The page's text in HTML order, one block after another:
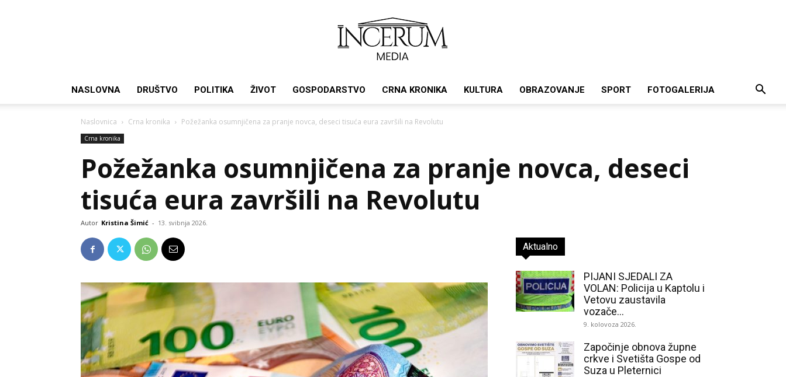
media
NASLOVNA DRUŠTVO POLITIKA ŽIVOT GOSPODARSTVO CRNA KRONIKA KULTURA OBRAZOVANJE SPORT FOTOGALERIJA
Naslovnica Crna kronika Požežanka osumnjičena za pranje novca, deseci tisuća eura završili na Revolutu
Crna kronika
Požežanka osumnjičena za pranje novca, deseci
tisuća eura završili na Revolutu
Autor Kristina Šimić - 13. svibnja 2026.
Aktualno
PIJANI SJEDALI ZA
VOLAN: Policija u Kaptolu i
Vetovu zaustavila
vozače...
9. kolovoza 2026.
Započinje obnova župne
crkve i Svetišta Gospe od
Suza u Pleternici